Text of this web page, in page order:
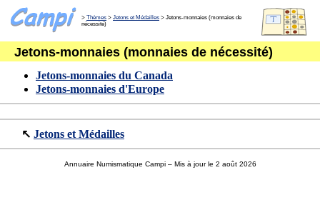
> Thèmes > Jetons et Médailles > Jetons-monnaies (monnaies de
nécessité)
Jetons-monnaies (monnaies de nécessité)
Jetons-monnaies du Canada
Jetons-monnaies d'Europe
↖ Jetons et Médailles
Annuaire Numismatique Campi– Mis à jour le 2 août 2026